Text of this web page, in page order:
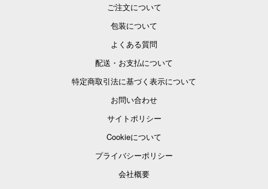
ご注文について
包装について
よくある質問
配送・お支払について
特定商取引法に基づく表示について
お問い合わせ
サイトポリシー
Cookieについて
プライバシーポリシー
会社概要